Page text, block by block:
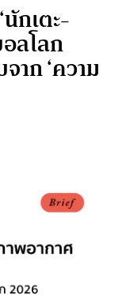
กเตะ-
ลโลก
าก ‘ความ